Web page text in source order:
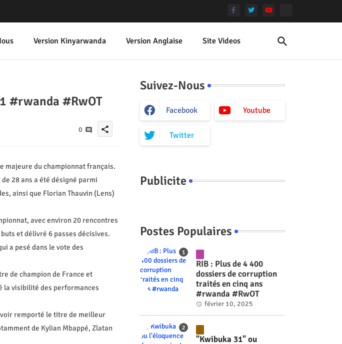
Version Kinyarwanda Version Anglaise Site Videos
#rwanda #RwOT
0 share
majeure du championnat français.
28 ans a été désigné parmi
ainsi que Florian Thauvin (Lens)
avec environ 20 rencontres
et délivré 6 passes décisives.
a pesé dans le vote des
de champion de France et
la visibilité des performances
remporté le titre de meilleur
de Kylian Mbappé, Zlatan
Suivez-Nous
Facebook Youtube
Twitter
Publicite
Postes Populaires
RIB : Plus de 4 400
dossiers de corruption
traités en cinq ans
#rwanda #RwOT
février 10, 2025
"Kwibuka 31" ou